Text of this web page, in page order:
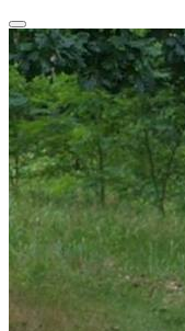
Przeskocz
do
treści
Przełącz
nawigację